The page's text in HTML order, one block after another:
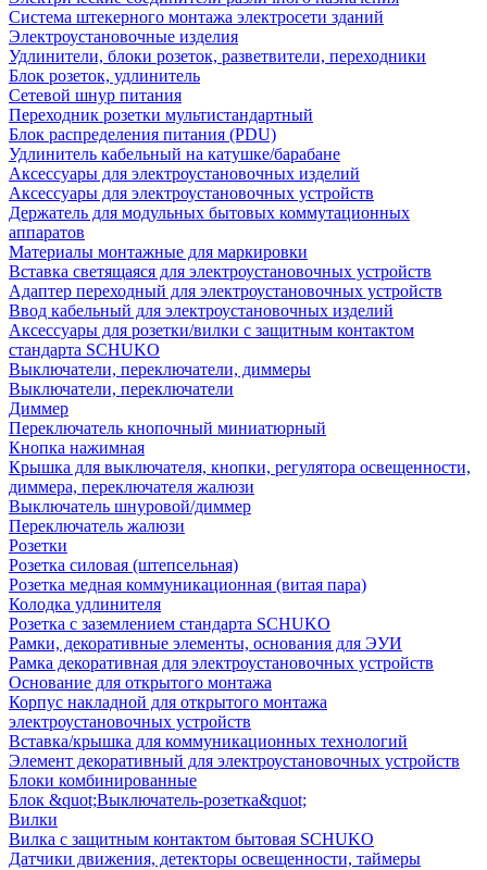
Система штекерного монтажа электросети зданий
Электроустановочные изделия
Удлинители, блоки розеток, разветвители, переходники
Блок розеток, удлинитель
Сетевой шнур питания
Переходник розетки мультистандартный
Блок распределения питания (PDU)
Удлинитель кабельный на катушке/барабане
Аксессуары для электроустановочных изделий
Аксессуары для электроустановочных устройств
Держатель для модульных бытовых коммутационных
аппаратов
Материалы монтажные для маркировки
Вставка светящаяся для электроустановочных устройств
Адаптер переходный для электроустановочных устройств
Ввод кабельный для электроустановочных изделий
Аксессуары для розетки/вилки с защитным контактом
стандарта SCHUKO
Выключатели, переключатели, диммеры
Выключатели, переключатели
Диммер
Переключатель кнопочный миниатюрный
Кнопка нажимная
Крышка для выключателя, кнопки, регулятора освещенности,
диммера, переключателя жалюзи
Выключатель шнуровой/диммер
Переключатель жалюзи
Розетки
Розетка силовая (штепсельная)
Розетка медная коммуникационная (витая пара)
Колодка удлинителя
Розетка с заземлением стандарта SCHUKO
Рамки, декоративные элементы, основания для ЭУИ
Рамка декоративная для электроустановочных устройств
Основание для открытого монтажа
Корпус накладной для открытого монтажа
электроустановочных устройств
Вставка/крышка для коммуникационных технологий
Элемент декоративный для электроустановочных устройств
Блоки комбинированные
Блок &quot;Выключатель-розетка&quot;
Вилки
Вилка с защитным контактом бытовая SCHUKO
Датчики движения, детекторы освещенности, таймеры